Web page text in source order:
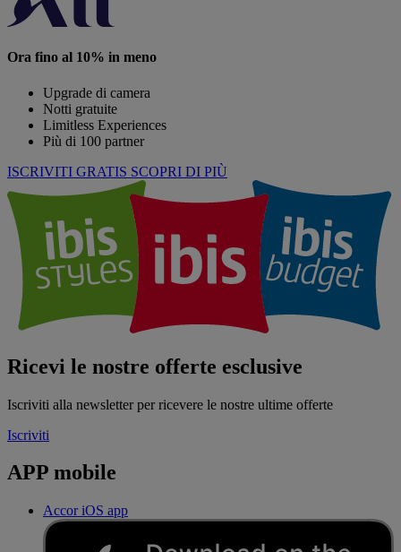
Ora fino al 10% in meno
Upgrade di camera
Notti gratuite
Limitless Experiences
Più di 100 partner
ISCRIVITI GRATIS SCOPRI DI PIÙ
Ricevi le nostre offerte esclusive
Iscriviti alla newsletter per ricevere le nostre ultime offerte
Iscriviti
APP mobile
Accor iOS app